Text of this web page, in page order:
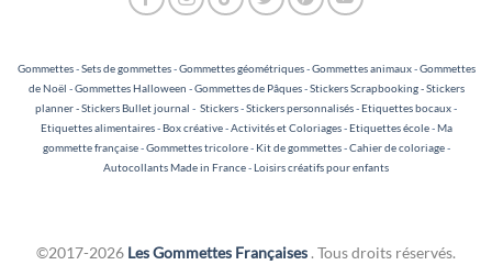
Gommettes-Sets de gommettes-Gommettes géométriques-Gommettes animaux-Gommettes
de Noël -Gommettes Halloween -Gommettes de Pâques-Stickers Scrapbooking - Stickers
planner - Stickers Bullet journal - Stickers-Stickers personnalisés-Etiquettes bocaux-
Etiquettes alimentaires-Box créative-Activités et Coloriages-Etiquettes école-Ma
gommette française-Gommettes tricolore- Kit de gommettes-Cahier de coloriage-
Autocollants Made in France-Loisirs créatifs pour enfants
©2017-2026 Les Gommettes Françaises . Tous droits réservés.